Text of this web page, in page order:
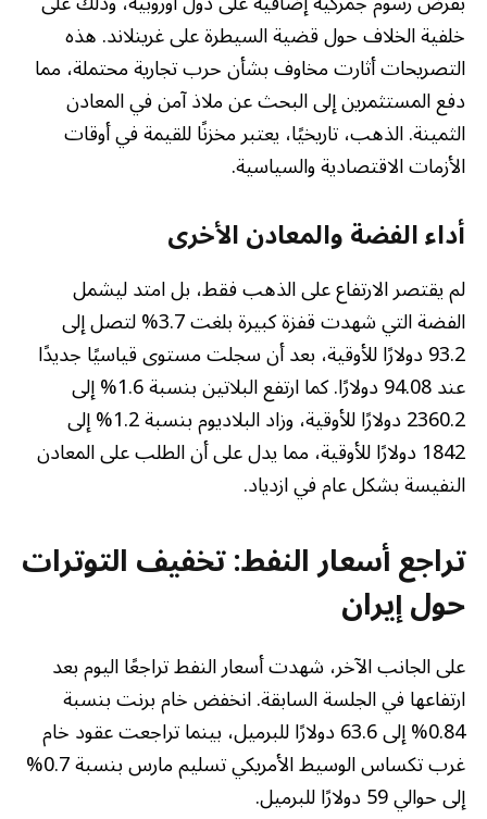
خلفية الخلاف حول قضية السيطرة على غرينلاند. هذه
التصريحات أثارت مخاوف بشأن حرب تجارية محتملة، مما
دفع المستثمرين إلى البحث عن ملاذ آمن في المعادن
الثمينة. الذهب، تاريخيًا، يعتبر مخزنًا للقيمة في أوقات
الأزمات الاقتصادية والسياسية.
أداء الفضة والمعادن الأخرى
لم يقتصر الارتفاع على الذهب فقط، بل امتد ليشمل
الفضة التي شهدت قفزة كبيرة بلغت 3.7% لتصل إلى
93.2 دولارًا للأوقية، بعد أن سجلت مستوى قياسيًا جديدًا
عند 94.08 دولارًا. كما ارتفع البلاتين بنسبة 1.6% إلى
2360.2 دولارًا للأوقية، وزاد البلاديوم بنسبة 1.2% إلى
1842 دولارًا للأوقية، مما يدل على أن الطلب على المعادن
النفيسة بشكل عام في ازدياد.
تراجع أسعار النفط: تخفيف التوترات
حول إيران
على الجانب الآخر، شهدت أسعار النفط تراجعًا اليوم بعد
ارتفاعها في الجلسة السابقة. انخفض خام برنت بنسبة
0.84% إلى 63.6 دولارًا للبرميل، بينما تراجعت عقود خام
غرب تكساس الوسيط الأمريكي تسليم مارس بنسبة 0.7%
إلى حوالي 59 دولارًا للبرميل.